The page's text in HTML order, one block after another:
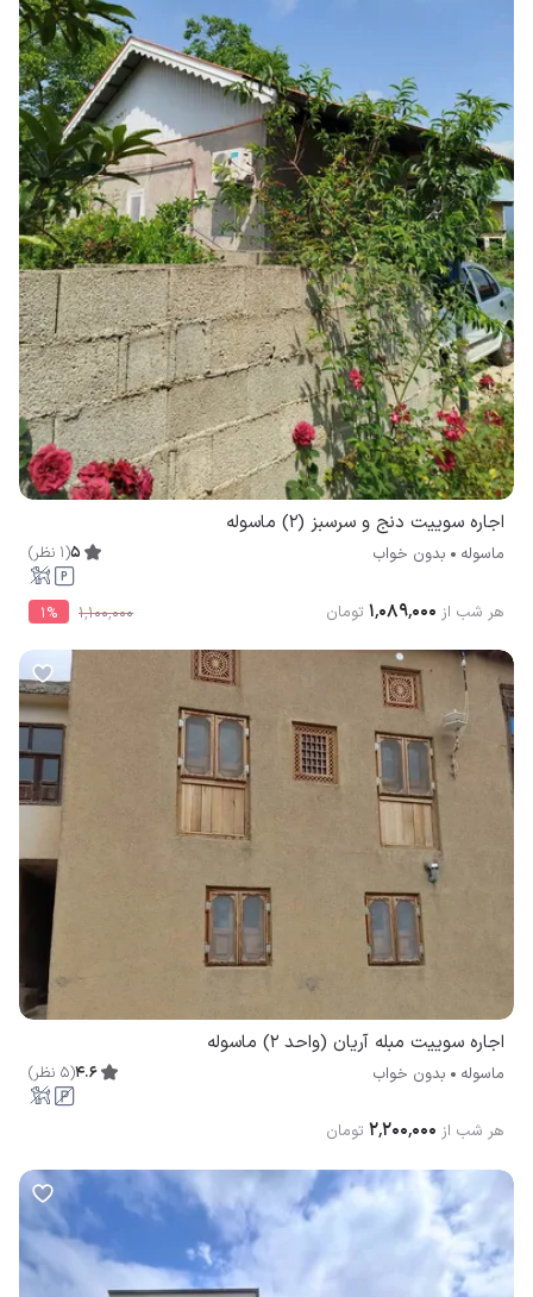
اجاره سوییت دنج و سرسبز (۲) ماسوله
ماسوله بدون خواب 5
(
1 نظر)
۱٬۱۰۰٬۰۰۰ 1% هر شب از ۱٬۰۸۹٬۰۰۰ تومان
اجاره سوییت مبله آریان (واحد 2) ماسوله
ماسوله بدون خواب 4.6
(
5 نظر)
هر شب از ۲٬۲۰۰٬۰۰۰ تومان